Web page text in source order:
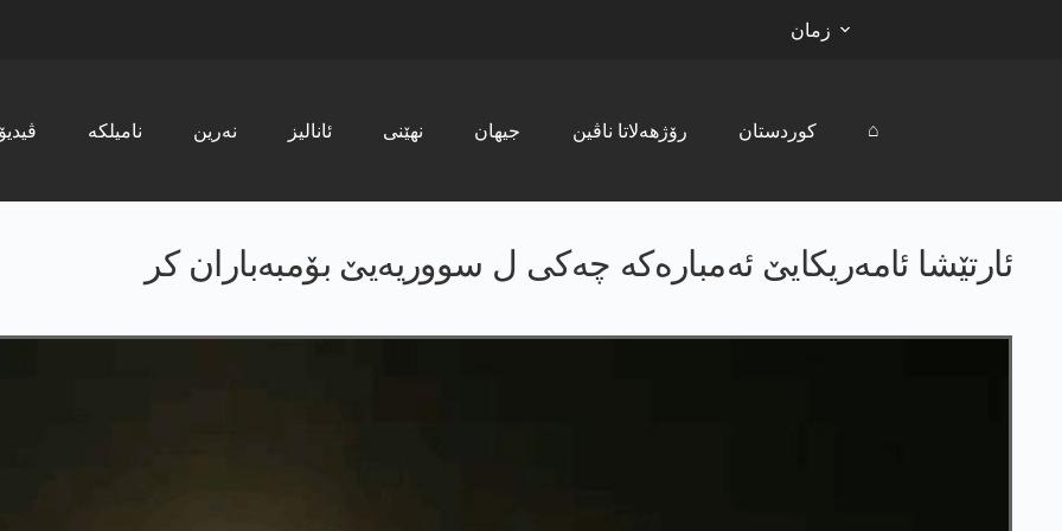
زمان
ڤیدیۆ نامیلکە نەرین ئانالیز نھێنی جیھان رۆژھەلاتا ناڤین کوردستان ⌂
ئارتێشا ئامەریکایێ ئەمبارەکە چەکی ل سووریەیێ بۆمبەباران کر